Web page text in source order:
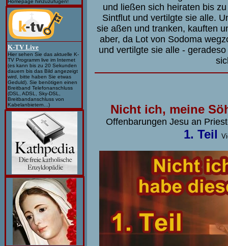
Homepage hinzuzufügen!
K-TV Live
Hier sehen Sie das aktuelle K-
TV Programm live im Internet
(es kann bis zu 20 Sekunden
dauern bis das Bild angezeigt
wird, bitte haben Sie etwas
Geduld). Sie benötigen einen
Breitband Telefonanschluss
(DSL, ADSL, Sky-DSL,
Breitbandanschluss von
Kabelanbietern...)
und ließen sich heiraten bis
Sintflut und vertilgte sie alle.
sie aßen und tranken, kauften
aber, da Lot von Sodoma
und vertilgte sie alle -
Nicht ich, meine
Offenbarungen Jesu an
1. Teil